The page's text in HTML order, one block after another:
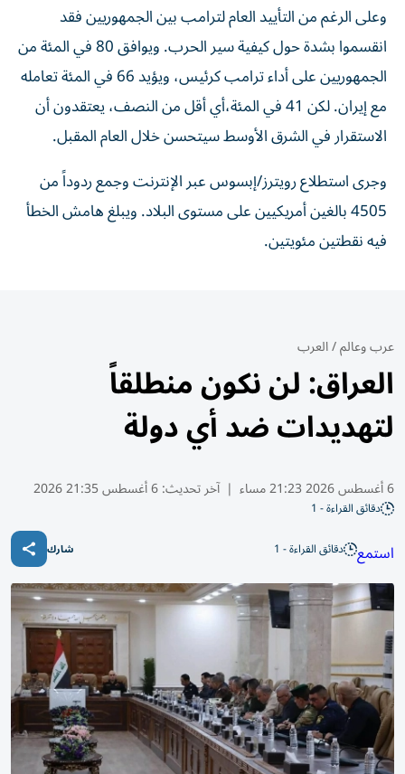
وعلى الرغم من التأييد العام لترامب بين الجمهوريين فقد
انقسموا بشدة حول كيفية سير الحرب. ويوافق 80 في المئة من
الجمهوريين على أداء ترامب كرئيس، ويؤيد 66 في المئة تعامله
مع إيران. لكن 41 في المئة،​أي أقل من النصف، يعتقدون أن
الاستقرار في الشرق الأوسط سيتحسن خلال العام المقبل.
وجرى استطلاع رويترز/إبسوس عبر الإنترنت وجمع ردوداً من
4505 بالغين أمريكيين على مستوى البلاد. ويبلغ هامش الخطأ
فيه نقطتين مئويتين.
عرب وعالم/العرب
العراق: لن نكون منطلقاً
لتهديدات ضد أي دولة
6 أغسطس 2026 21:23 مساء | آخر تحديث:6 أغسطس 21:35 2026
دقائق القراءة - 1
استمع دقائق القراءة - 1 شارك